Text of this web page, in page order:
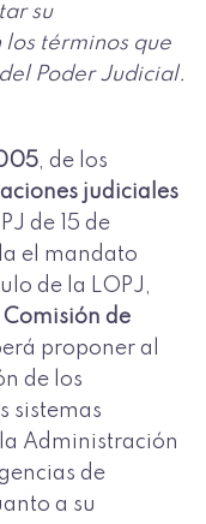
su
términos que
Poder Judicial.
, de los
judiciales
de 15 de
el mandato
de la LOPJ,
Comisión de
proponer al
de los
sistemas
Administración
de
a su